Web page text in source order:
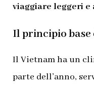
viaggiare leggeri e
Il principio base
Il Vietnam ha un
parte dell’anno,